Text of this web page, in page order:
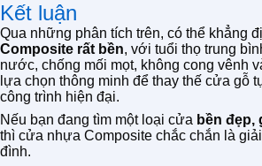
Kết luận
Qua những phân tích trên, có thể khẳng
Composite rất bền, với tuổi thọ trung
nước, chống mối mọt, không cong vênh
lựa chọn thông minh để thay thế cửa gỗ
công trình hiện đại.
Nếu bạn đang tìm một loại cửa bền đẹp,
thì cửa nhựa Composite chắc chắn là
đình.